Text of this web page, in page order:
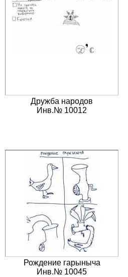
Дружба народов
Инв.№ 10012
Рождение гарыныча
Инв.№ 10045